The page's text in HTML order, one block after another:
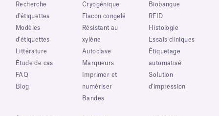
Recherche
d'étiquettes
Modèles
d'étiquettes
Littérature
Étude de cas
FAQ
Blog
Cryogénique
Flacon congelé
Résistant au
xylène
Autoclave
Marqueurs
Imprimer et
numériser
Bandes
Biobanque
RFID
Histologie
Essais cliniques
Étiquetage
automatisé
Solution
d'impression